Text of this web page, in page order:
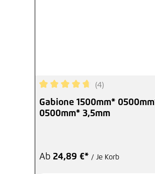
Durchschnittliche Bewertung
(4)
Gabione 1500mm*
0500mm* 3,5mm
Ab 24,89 €* / Je Korb